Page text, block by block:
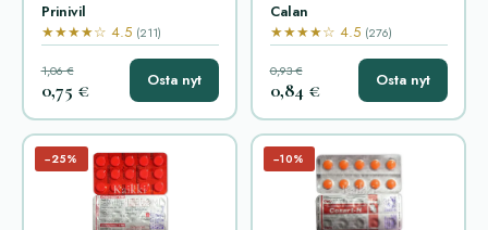
Prinivil
★★★★☆ 4.5 (211)
1,06 €
0,75 € Osta nyt
Calan
★★★★☆ 4.5 (276)
0,93 €
0,84 € Osta nyt
−25% −10%